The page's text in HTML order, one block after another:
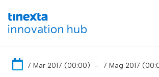
7 Mar 2017 (00:00) – 7 Mag 2017